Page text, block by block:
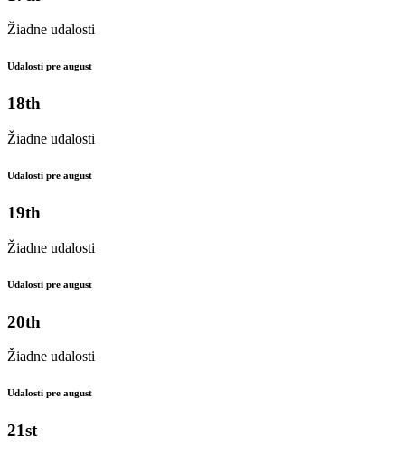
Žiadne udalosti
Udalosti pre august
18th
Žiadne udalosti
Udalosti pre august
19th
Žiadne udalosti
Udalosti pre august
20th
Žiadne udalosti
Udalosti pre august
21st